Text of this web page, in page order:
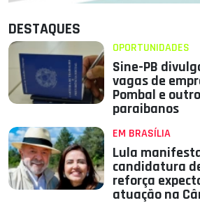
DESTAQUES
OPORTUNIDADES
Sine-PB
vagas de
Pombal e
paraibanos
EM BRASÍLIA
Lula
candidatura
reforça
atuação na